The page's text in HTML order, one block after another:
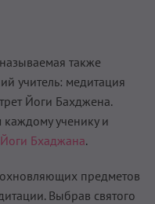
называемая также
учитель: медитация
Йоги Бахджена.
ученику и
Бхаджана.
предметов
Выбрав святого